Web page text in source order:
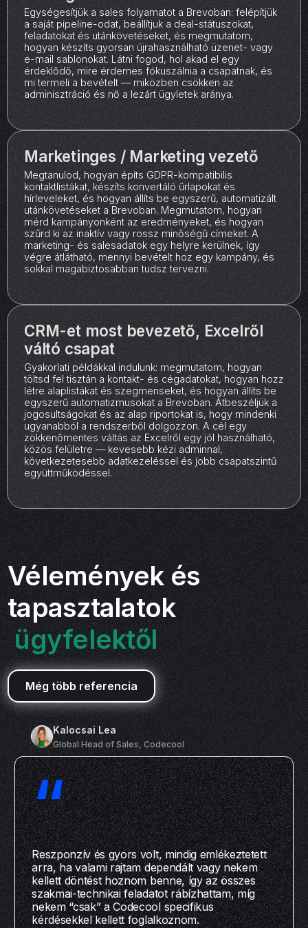
Egységesítjük a sales folyamatot a Brevoban: felépítjük
a saját pipeline-odat, beállítjuk a deal-státuszokat,
feladatokat és utánkövetéseket, és megmutatom,
hogyan készíts gyorsan újrahasználható üzenet- vagy
e-mail sablonokat. Látni fogod, hol akad el egy
érdeklődő, mire érdemes fókuszálnia a csapatnak, és
mi termeli a bevételt — miközben csökken az
adminisztráció és nő a lezárt ügyletek aránya.
Marketinges / Marketing vezető
Megtanulod, hogyan építs GDPR-kompatibilis
kontaktlistákat, készíts konvertáló űrlapokat és
hírleveleket, és hogyan állíts be egyszerű, automatizált
utánkövetéseket a Brevoban. Megmutatom, hogyan
mérd kampányonként az eredményeket, és hogyan
szűrd ki az inaktív vagy rossz minőségű címeket. A
marketing- és salesadatok egy helyre kerülnek, így
végre átlátható, mennyi bevételt hoz egy kampány, és
sokkal magabiztosabban tudsz tervezni.
CRM-et most bevezető, Excelről
váltó csapat
Gyakorlati példákkal indulunk: megmutatom, hogyan
töltsd fel tisztán a kontakt- és cégadatokat, hogyan hozz
létre alaplistákat és szegmenseket, és hogyan állíts be
egyszerű automatizmusokat a Brevoban. Átbeszéljük a
jogosultságokat és az alap riportokat is, hogy mindenki
ugyanabból a rendszerből dolgozzon. A cél egy
zökkenőmentes váltás az Excelről egy jól használható,
közös felületre — kevesebb kézi adminnal,
következetesebb adatkezeléssel és jobb csapatszintű
együttműködéssel.
Vélemények és
tapasztalatok
ügyfelektől
Még több referencia
Kalocsai Lea
Global Head of Sales, Codecool
“
Reszponzív és gyors volt, mindig emlékeztetett
arra, ha valami rajtam dependált vagy nekem
kellett döntést hoznom benne, így az összes
szakmai-technikai feladatot rábízhattam, míg
nekem “csak” a Codecool specifikus
kérdésekkel kellett foglalkoznom.